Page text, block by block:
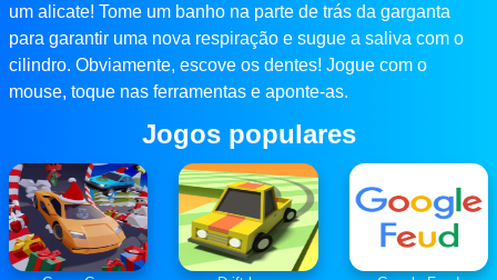
um alicate! Tome um banho na parte de trás da garganta
para garantir uma nova respiração e sugue a saliva com o
cilindro. Obviamente, escove os dentes! Jogue com o
mouse, toque nas ferramentas e aponte-as.
Jogos populares